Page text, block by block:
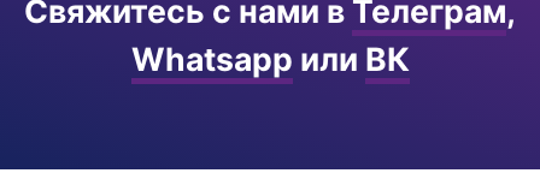
Свяжитесь с нами в Телеграм,
Whatsapp или ВК